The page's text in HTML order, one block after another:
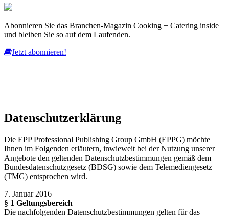
Abonnieren Sie das Branchen-Magazin Cooking + Catering inside
und bleiben Sie so auf dem Laufenden.
Jetzt abonnieren!
Datenschutzerklärung
Die EPP Professional Publishing Group GmbH (EPPG) möchte
Ihnen im Folgenden erläutern, inwieweit bei der Nutzung unserer
Angebote den geltenden Datenschutzbestimmungen gemäß dem
Bundesdatenschutzgesetz (BDSG) sowie dem Telemediengesetz
(TMG) entsprochen wird.
7. Januar 2016
§ 1 Geltungsbereich
Die nachfolgenden Datenschutzbestimmungen gelten für das